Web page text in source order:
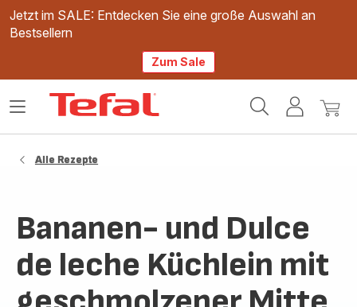
Jetzt im SALE: Entdecken Sie eine große Auswahl an
Bestsellern
Zum Sale
Mein
Mein
Das
Alle Rezepte
Bananen- und Dulce
de leche Küchlein mit